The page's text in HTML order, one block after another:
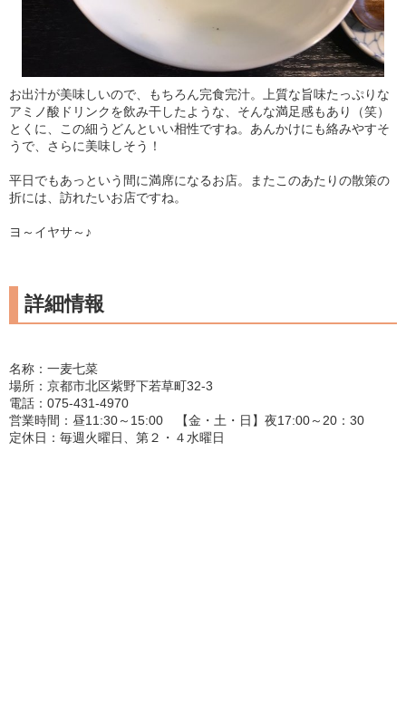
お出汁が美味しいので、もちろん完食完汁。上質な旨味たっぷりな
アミノ酸ドリンクを飲み干したような、そんな満足感もあり（笑）
とくに、この細うどんといい相性ですね。あんかけにも絡みやすそ
うで、さらに美味しそう！
平日でもあっという間に満席になるお店。またこのあたりの散策の
折には、訪れたいお店ですね。
ヨ～イヤサ～♪
詳細情報
名称：一麦七菜
場所：京都市北区紫野下若草町32-3
電話：075-431-4970
営業時間：昼11:30～15:00 【金・土・日】夜17:00～20：30
定休日：毎週火曜日、第２・４水曜日